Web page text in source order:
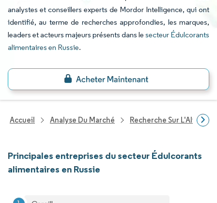
analystes et conseillers experts de Mordor Intelligence, qui ont
identifié, au terme de recherches approfondies, les marques,
leaders et acteurs majeurs présents dans le secteur Édulcorants
alimentaires en Russie.
Accueil Analyse Du Marché Recherche Sur
Principales entreprises du secteur Édulcorants
alimentaires en Russie